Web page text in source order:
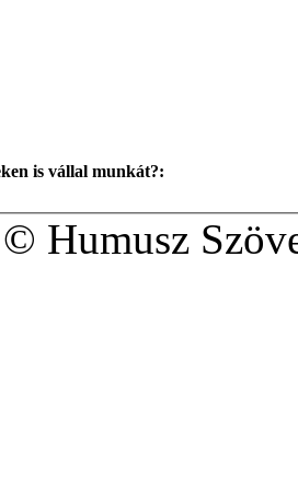
is vállal munkát?:
Humusz